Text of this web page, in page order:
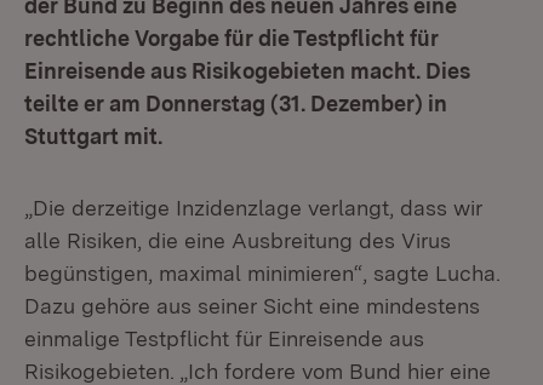
der Bund zu Beginn des neuen Jahres eine
rechtliche Vorgabe für die Testpflicht für
Einreisende aus Risikogebieten macht. Dies
teilte er am Donnerstag (31. Dezember) in
Stuttgart mit.
„Die derzeitige Inzidenzlage verlangt, dass wir
alle Risiken, die eine Ausbreitung des Virus
begünstigen, maximal minimieren“, sagte Lucha.
Dazu gehöre aus seiner Sicht eine mindestens
einmalige Testpflicht für Einreisende aus
Risikogebieten. „Ich fordere vom Bund hier eine